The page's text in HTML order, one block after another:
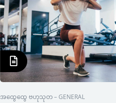
အထွေထွေ ဗဟုသုတ – GENERAL